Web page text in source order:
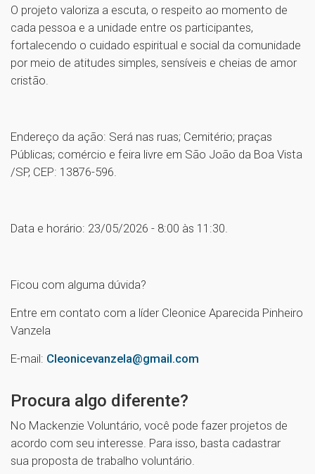
O projeto valoriza a escuta, o respeito ao momento de
cada pessoa e a unidade entre os participantes,
fortalecendo o cuidado espiritual e social da comunidade
por meio de atitudes simples, sensíveis e cheias de amor
cristão.
Endereço da ação: Será nas ruas; Cemitério; praças
Públicas; comércio e feira livre em São João da Boa Vista
/SP, CEP: 13876-596.
Data e horário: 23/05/2026 - 8:00 às 11:30.
Ficou com alguma dúvida?
Entre em contato com a líder Cleonice Aparecida Pinheiro
Vanzela
E-mail: Cleonicevanzela@gmail.com
Procura algo diferente?
No Mackenzie Voluntário, você pode fazer projetos de
acordo com seu interesse. Para isso, basta cadastrar
sua proposta de trabalho voluntário.